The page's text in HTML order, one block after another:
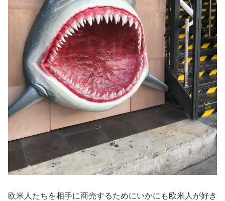
欧米人たちを相手に商売するためにいかにも欧米人が好き